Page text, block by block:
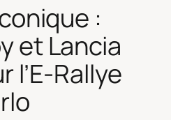
:
et Lancia
l’E-Rallye